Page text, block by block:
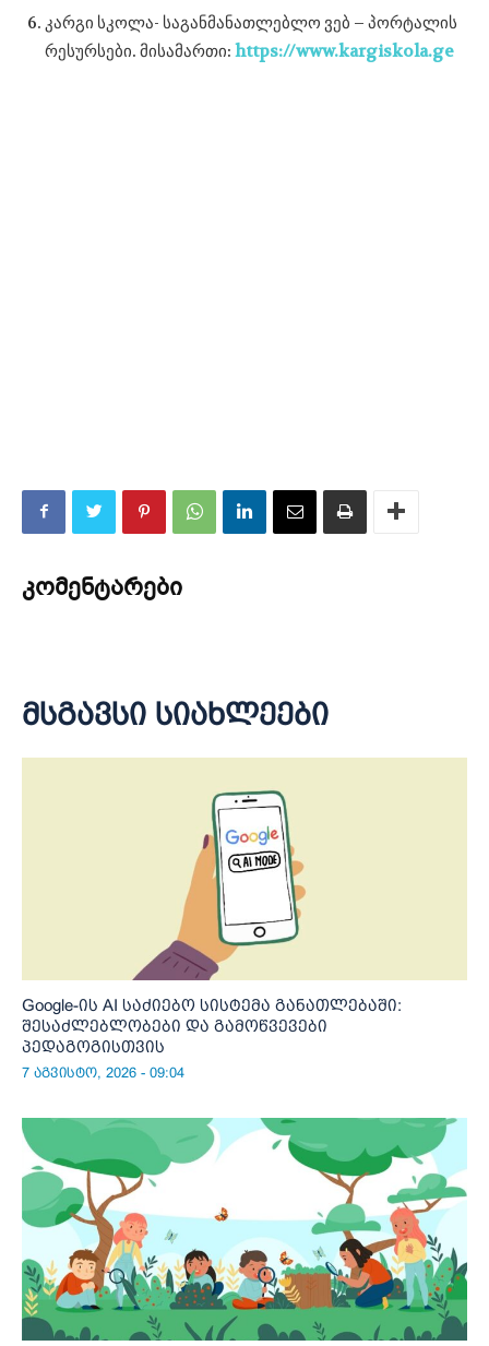
კარგი სკოლა- საგანმანათლებლო ვებ – პორტალის
რესურსები. მისამართი: https://www.kargiskola.ge
კომენტარები
მსგავსი სიახლეები
Google-ის AI საძიებო სისტემა განათლებაში:
შესაძლებლობები და გამოწვევები
პედაგოგისთვის
7 აგვისტო, 2026 - 09:04